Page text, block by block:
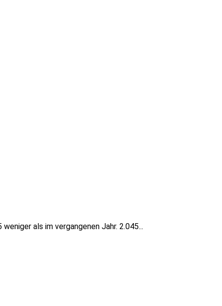
als im vergangenen Jahr. 2.045...